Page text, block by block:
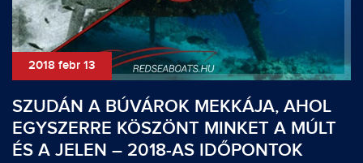
2018 febr 13
SZUDÁN A BÚVÁROK MEKKÁJA, AHOL
EGYSZERRE KÖSZÖNT MINKET A MÚLT
ÉS A JELEN – 2018-AS IDŐPONTOK